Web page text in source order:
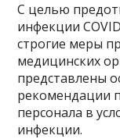
С целью
инфекции
строгие меры
медицинских
представлены
рекомендации
персонала в
инфекции.